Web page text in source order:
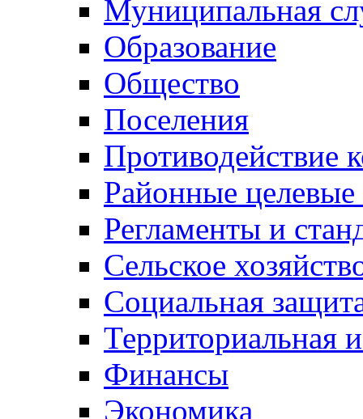
Муниципальная
Образование
Общество
Поселения
Противодействие
Районные
Регламенты и
Сельское
Социальная
Территориальная
Финансы
Экономика